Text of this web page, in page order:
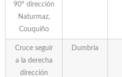
90º dirección
Naturmaz,
Couquiño
Cruce seguir
a la derecha
dirección
Dumbria